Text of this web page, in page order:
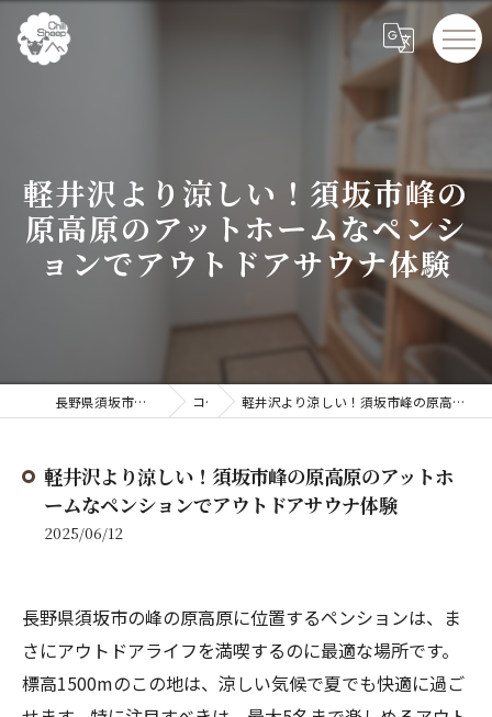
軽井沢より涼しい！須坂市峰の
原高原のアットホームなペンシ
ョンでアウトドアサウナ体験
長野県須坂市でペンションならChillSheep コラム 軽井沢より涼しい！須坂市峰の原高原のアットホームなペンションでアウトドアサウナ体験
軽井沢より涼しい！須坂市峰の原高原のアットホ
ームなペンションでアウトドアサウナ体験
2025/06/12
長野県須坂市の峰の原高原に位置するペンションは、ま
さにアウトドアライフを満喫するのに最適な場所です。
標高1500mのこの地は、涼しい気候で夏でも快適に過ご